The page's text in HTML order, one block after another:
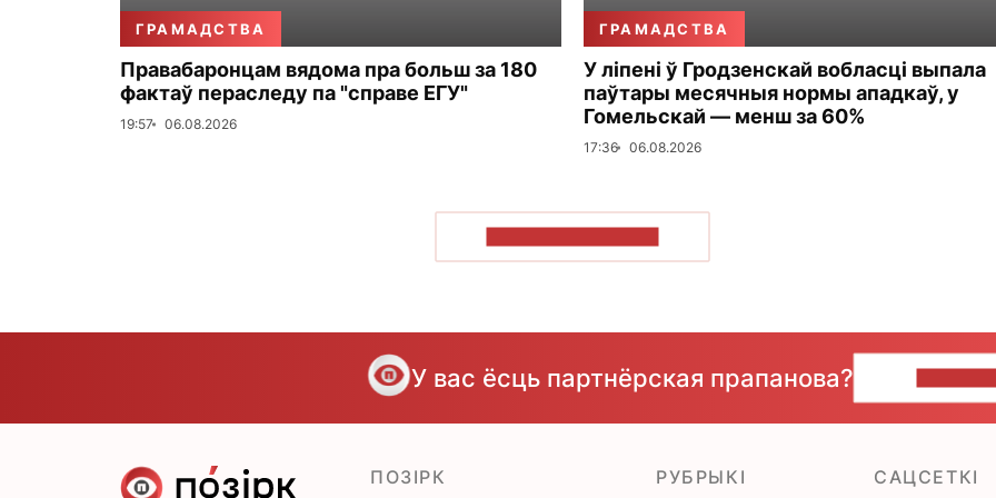
ГРАМАДСТВА
Правабаронцам вядома пра больш за 180
фактаў пераследу па "справе ЕГУ"
19:57 06.08.2026
ГРАМАДСТВА
У ліпені ў Гродзенскай вобласці выпала
паўтары месячныя нормы ападкаў, у
Гомельскай — менш за 60%
17:36 06.08.2026
У вас ёсць партнёрская прапанова?
ПОЗІРК РУБРЫКІ САЦСЕТКІ